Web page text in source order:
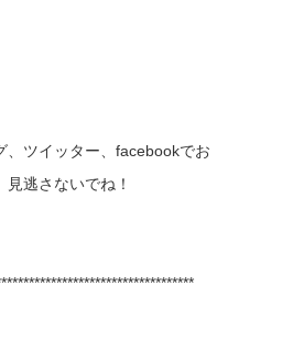
、ツイッター、facebookでお
逃さないでね！